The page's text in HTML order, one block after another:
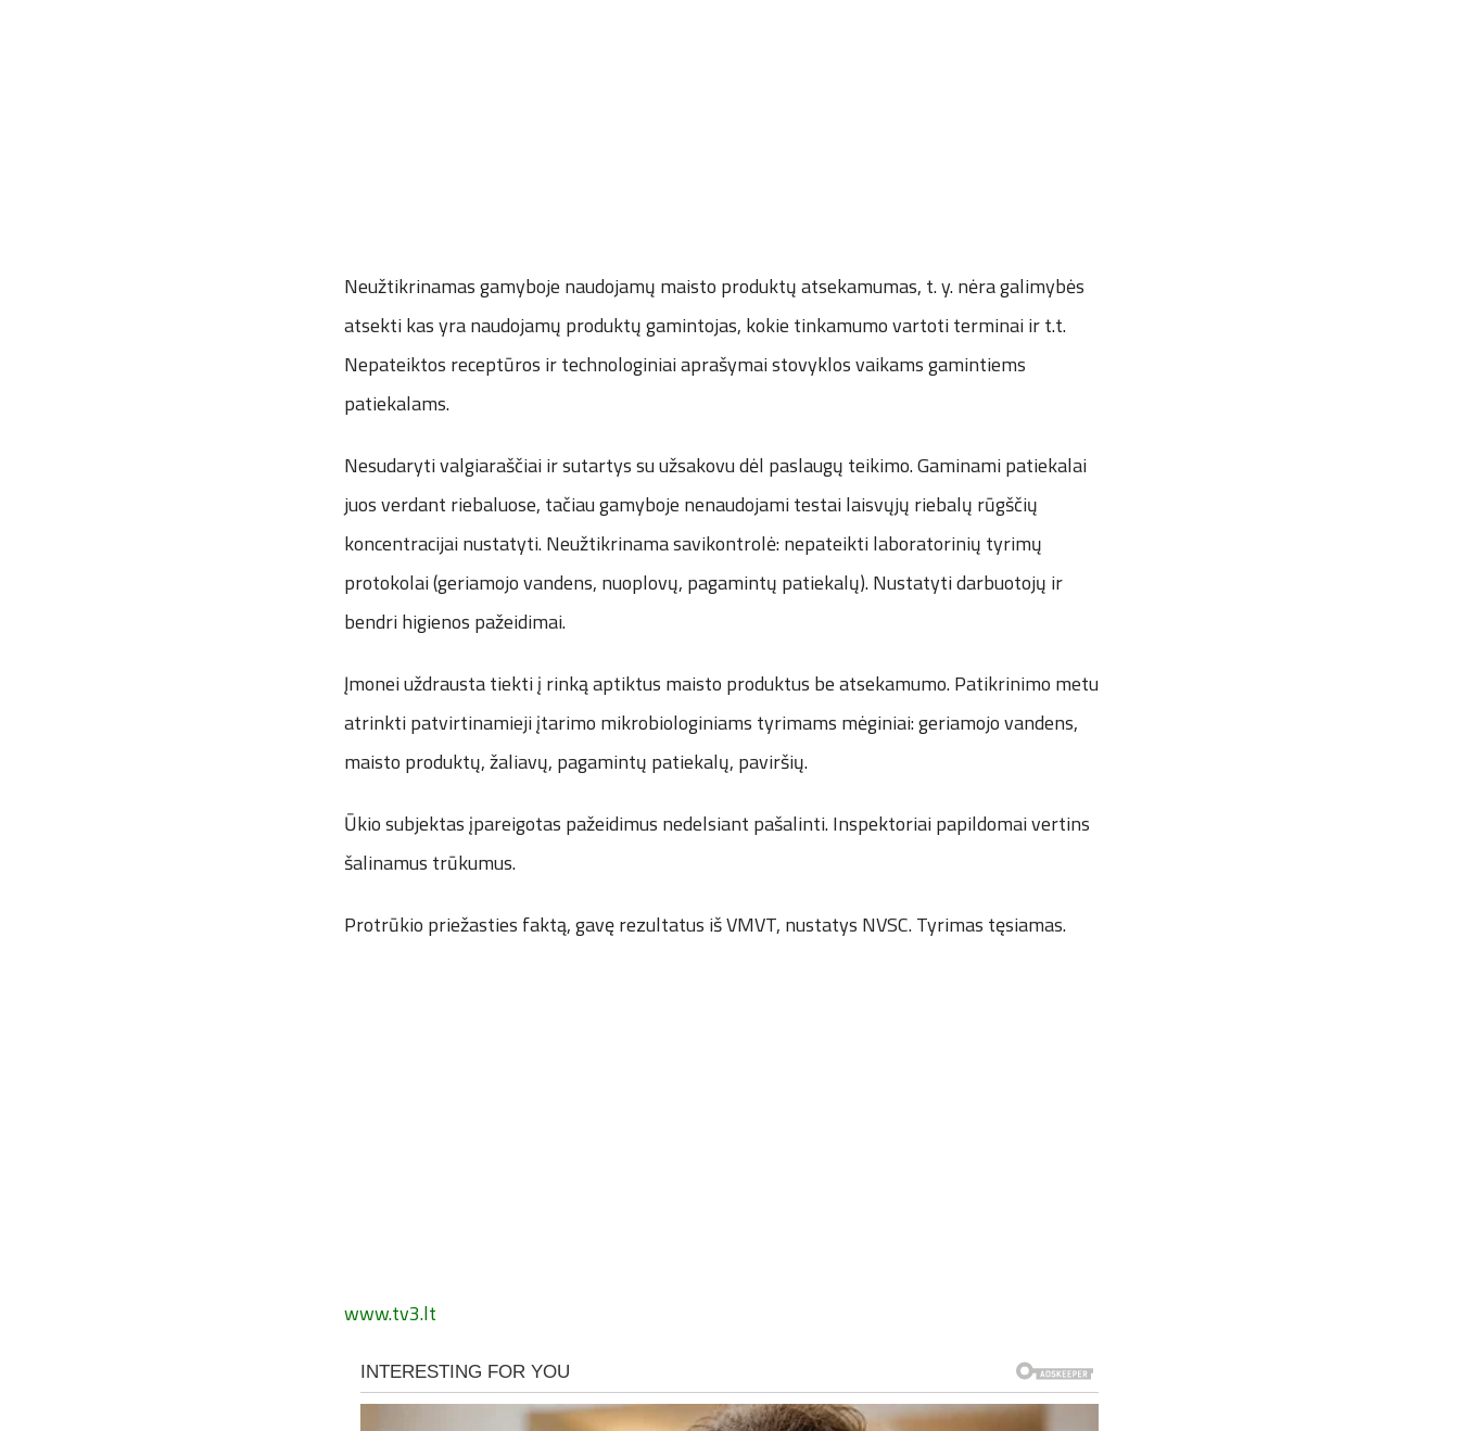
Neužtikrinamas gamyboje naudojamų maisto produktų atsekamumas, t. y. nėra galimybės
atsekti kas yra naudojamų produktų gamintojas, kokie tinkamumo vartoti terminai ir t.t.
Nepateiktos receptūros ir technologiniai aprašymai stovyklos vaikams gamintiems
patiekalams.
Nesudaryti valgiaraščiai ir sutartys su užsakovu dėl paslaugų teikimo. Gaminami patiekalai
juos verdant riebaluose, tačiau gamyboje nenaudojami testai laisvųjų riebalų rūgščių
koncentracijai nustatyti. Neužtikrinama savikontrolė: nepateikti laboratorinių tyrimų
protokolai (geriamojo vandens, nuoplovų, pagamintų patiekalų). Nustatyti darbuotojų ir
bendri higienos pažeidimai.
Įmonei uždrausta tiekti į rinką aptiktus maisto produktus be atsekamumo. Patikrinimo metu
atrinkti patvirtinamieji įtarimo mikrobiologiniams tyrimams mėginiai: geriamojo vandens,
maisto produktų, žaliavų, pagamintų patiekalų, paviršių.
Ūkio subjektas įpareigotas pažeidimus nedelsiant pašalinti. Inspektoriai papildomai vertins
šalinamus trūkumus.
Protrūkio priežasties faktą, gavę rezultatus iš VMVT, nustatys NVSC. Tyrimas tęsiamas.
www.tv3.lt